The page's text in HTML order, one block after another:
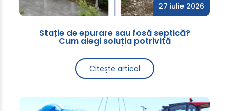
27 iulie 2026
Stație de epurare sau fosă septică?
Cum alegi soluția potrivită
Citește articol